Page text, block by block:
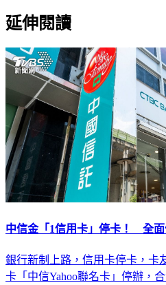
延伸閱讀
中信金「1信用卡」停卡！ 全面
銀行新制上路，信用卡停卡，卡
卡「中信Yahoo聯名卡」停辦，